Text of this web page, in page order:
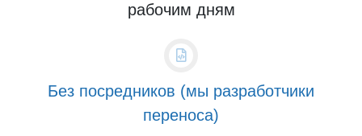
рабочим дням
Без посредников (мы разработчики
переноса)